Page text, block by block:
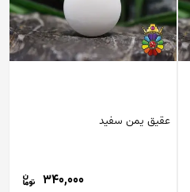
عقیق یمن سفید
340,000